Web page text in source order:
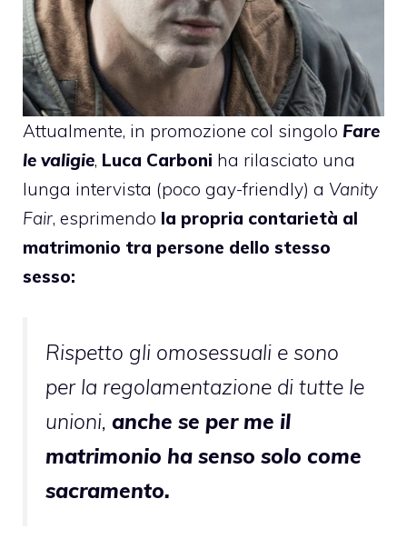
Attualmente, in promozione col singolo Fare
le valigie, Luca Carboni ha rilasciato una
lunga intervista (poco gay-friendly) a Vanity
Fair, esprimendo la propria contarietà al
matrimonio tra persone dello stesso
sesso:
Rispetto gli omosessuali e sono
per la regolamentazione di tutte le
unioni, anche se per me il
matrimonio ha senso solo come
sacramento.